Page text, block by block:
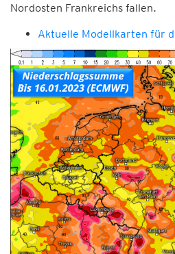
Nordosten Frankreichs fallen.
Aktuelle Modellkarten für